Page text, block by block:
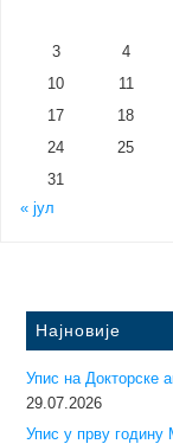
3
4
10
11
17
18
24
25
31
« јул
Најновије
Упис на Докторске
29.07.2026
Упис у прву годину